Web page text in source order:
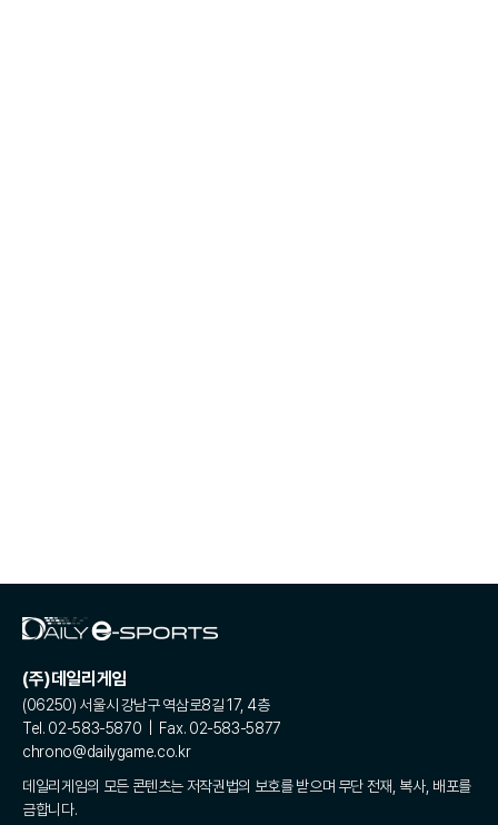
(주)데일리게임
(06250) 서울시 강남구 역삼로8길 17, 4층
Tel. 02-583-5870 | Fax. 02-583-5877
chrono@dailygame.co.kr
데일리게임의 모든 콘텐츠는 저작권법의 보호를 받으며 무단 전재, 복사, 배포를
금합니다.